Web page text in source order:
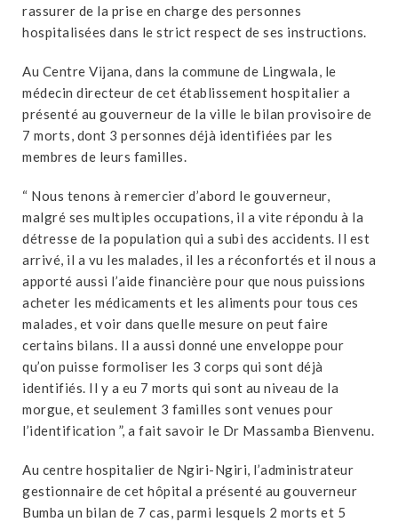
rassurer de la prise en charge des personnes
hospitalisées dans le strict respect de ses instructions.
Au Centre Vijana, dans la commune de Lingwala, le
médecin directeur de cet établissement hospitalier a
présenté au gouverneur de la ville le bilan provisoire de
7 morts, dont 3 personnes déjà identifiées par les
membres de leurs familles.
“ Nous tenons à remercier d’abord le gouverneur,
malgré ses multiples occupations, il a vite répondu à la
détresse de la population qui a subi des accidents. Il est
arrivé, il a vu les malades, il les a réconfortés et il nous a
apporté aussi l’aide financière pour que nous puissions
acheter les médicaments et les aliments pour tous ces
malades, et voir dans quelle mesure on peut faire
certains bilans. Il a aussi donné une enveloppe pour
qu’on puisse formoliser les 3 corps qui sont déjà
identifiés. Il y a eu 7 morts qui sont au niveau de la
morgue, et seulement 3 familles sont venues pour
l’identification ”, a fait savoir le Dr Massamba Bienvenu.
Au centre hospitalier de Ngiri-Ngiri, l’administrateur
gestionnaire de cet hôpital a présenté au gouverneur
Bumba un bilan de 7 cas, parmi lesquels 2 morts et 5